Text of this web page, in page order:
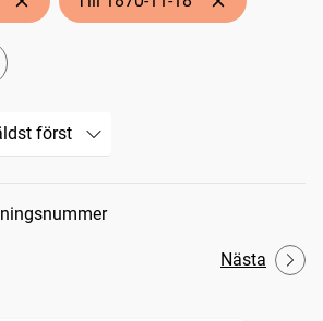
Nästa